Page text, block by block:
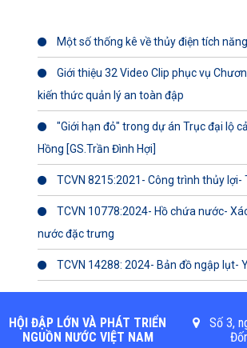
Một số thống kê về thủy điện tích
Giới thiệu 32 Video Clip phục vụ
kiến thức quản lý an toàn đập
"Giới hạn đỏ" trong dự án Trục đại lộ
Hồng [GS.Trần Đình Hợi]
TCVN 8215:2021- Công trình thủy lợi-
TCVN 10778:2024- Hồ chứa nước-
nước đặc trưng
TCVN 14288: 2024- Bản đồ ngập lụt-
HỘI ĐẬP LỚN VÀ PHÁT TRIỂN
NGUỒN NƯỚC VIỆT NAM
Số 3,